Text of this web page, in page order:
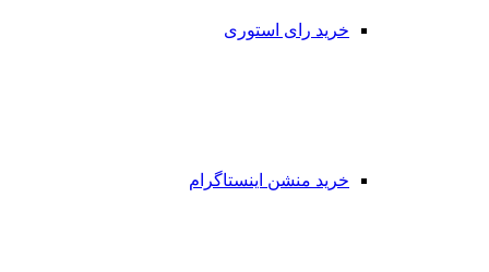
خرید رای استوری
خرید منشن اینستاگرام